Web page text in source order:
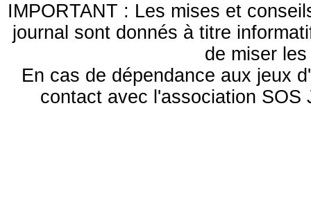
IMPORTANT : Les mises et
journal sont donnés à titre
de miser
En cas de dépendance aux jeux
contact avec l'association